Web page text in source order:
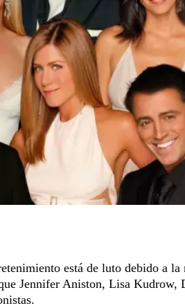
está de luto debido a la
Jennifer Aniston, Lisa